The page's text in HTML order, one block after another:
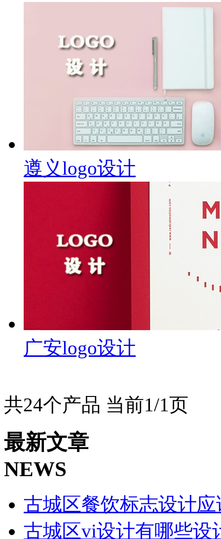
遵义logo设计
广安logo设计
共24个产品 当前1/1页
最新文章
NEWS
古城区餐饮标志设计
古城区vi设计有哪些设